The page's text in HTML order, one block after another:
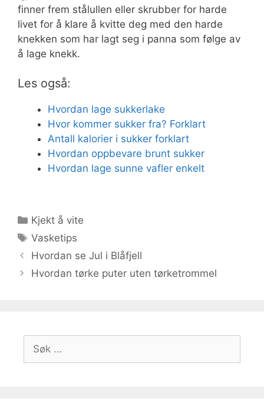
finner frem stålullen eller skrubber for harde
livet for å klare å kvitte deg med den harde
knekken som har lagt seg i panna som følge av
å lage knekk.
Les også:
Hvordan lage sukkerlake
Hvor kommer sukker fra? Forklart
Antall kalorier i sukker forklart
Hvordan oppbevare brunt sukker
Hvordan lage sunne vafler enkelt
Kategorier
Kjekt å vite
Stikkord
Vasketips
Hvordan se Jul i Blåfjell
Hvordan tørke puter uten tørketrommel
etter: